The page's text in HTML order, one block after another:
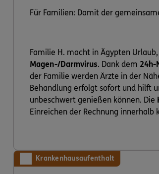
Für Familien: Damit der
Familie H. macht in Ägypten
Magen-/Darmvirus. Dank dem 24h-
der Familie werden Ärzte in der
Behandlung erfolgt sofort und hilft
unbeschwert genießen können. Die
Einreichen der Rechnung innerhalb
Krankenhausaufenthalt